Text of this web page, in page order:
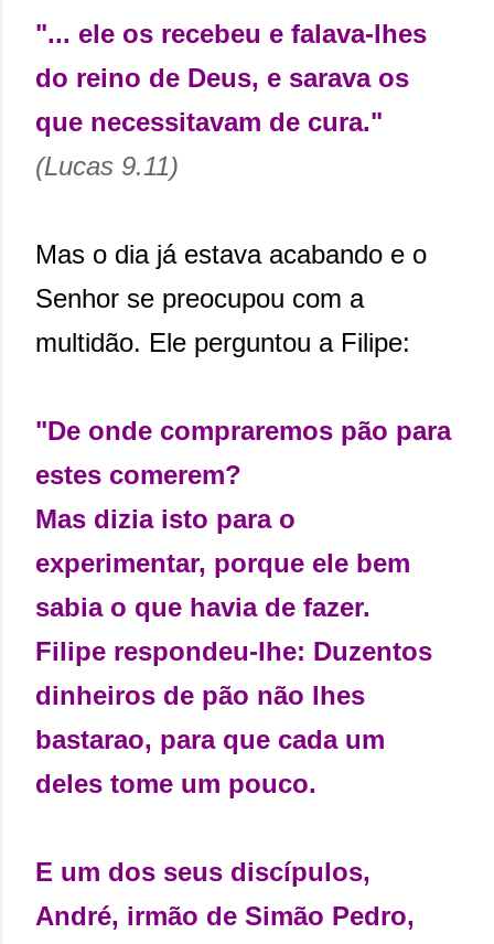
"... ele os recebeu e falava-lhes
do reino de Deus, e sarava os
que necessitavam de cura."
(Lucas 9.11)
Mas o dia já estava acabando e o
Senhor se preocupou com a
multidão. Ele perguntou a Filipe:
"De onde compraremos pão para
estes comerem?
Mas dizia isto para o
experimentar, porque ele bem
sabia o que havia de fazer.
Filipe respondeu-lhe: Duzentos
dinheiros de pão não lhes
bastarao, para que cada um
deles tome um pouco.
E um dos seus discípulos,
André, irmão de Simão Pedro,